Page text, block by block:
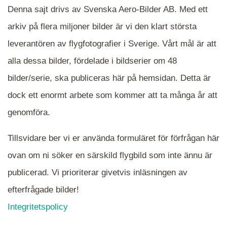
När du ser blåa, röda eller gröna mappar är det
en serie i varje. Dra i kartan för att komma
närmare det område Du söker och klicka på
mappen.
Denna sajt drivs av Svenska Aero-Bilder AB. Med ett
arkiv på flera miljoner bilder är vi den klart största
leverantören av flygfotografier i Sverige. Vårt mål är att
alla dessa bilder, fördelade i bildserier om 48
bilder/serie, ska publiceras här på hemsidan. Detta är
dock ett enormt arbete som kommer att ta många år att
genomföra.
Tillsvidare ber vi er använda formuläret för förfrågan här
ovan om ni söker en särskild flygbild som inte ännu är
publicerad. Vi prioriterar givetvis inläsningen av
efterfrågade bilder!
Integritetspolicy